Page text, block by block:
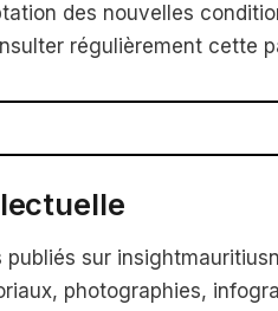
des nouvelles
régulièrement cette
publiés sur
photographies,